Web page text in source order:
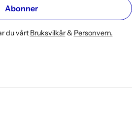
Abonner
du vårt Bruksvilkår& Personvern.